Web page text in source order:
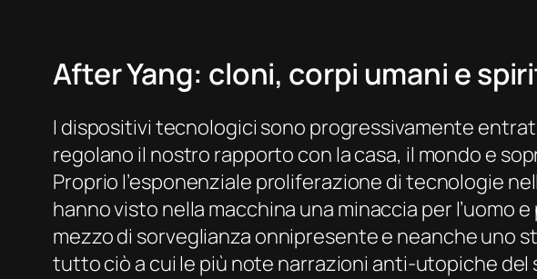
After Yang: cloni, corpi umani e
I dispositivi tecnologici sono progressivamente
regolano il nostro rapporto con la casa, il mondo e
Proprio l’esponenziale proliferazione di tecnologie
hanno visto nella macchina una minaccia per l’uomo
mezzo di sorveglianza onnipresente e neanche uno
tutto ciò a cui le più note narrazioni anti-utopiche del